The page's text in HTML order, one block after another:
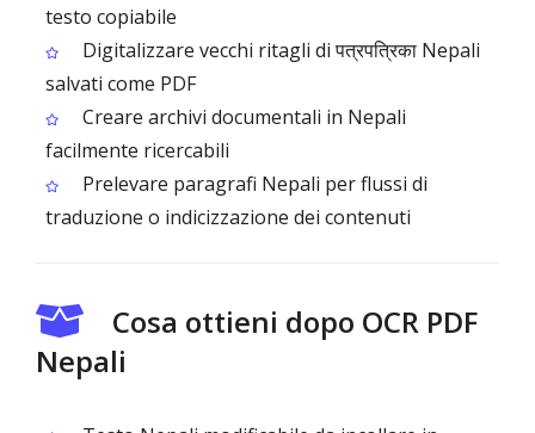
testo copiabile
Digitalizzare vecchi ritagli di पत्रपत्रिका Nepali
salvati come PDF
Creare archivi documentali in Nepali
facilmente ricercabili
Prelevare paragrafi Nepali per flussi di
traduzione o indicizzazione dei contenuti
Cosa ottieni dopo OCR PDF
Nepali